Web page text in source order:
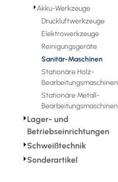
⏵Akku-Werkzeuge
Druckluftwerkzeuge
Elektrowerkzeuge
Reinigungsgeräte
Sanitär-Maschinen
Stationäre Holz-
Bearbeitungsmaschinen
Stationäre Metall-
Bearbeitungsmaschinen
⏵Lager- und
Betriebseinrichtungen
⏵Schweißtechnik
⏵Sonderartikel